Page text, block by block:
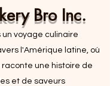
Bro Inc.
un voyage culinaire
l'Amérique latine, où
une histoire de
et de saveurs